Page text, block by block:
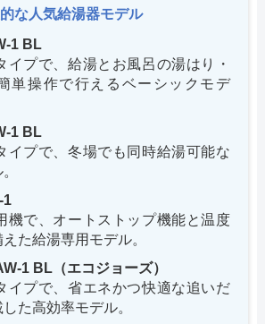
な人気給湯器モデル
1 BL
イプで、給湯とお風呂の湯はり・
単操作で行えるベーシックモデ
1 BL
イプで、冬場でも同時給湯可能な
1
機で、オートストップ機能と温度
た給湯専用モデル。
1 BL（エコジョーズ）
イプで、省エネかつ快適な追いだ
た高効率モデル。